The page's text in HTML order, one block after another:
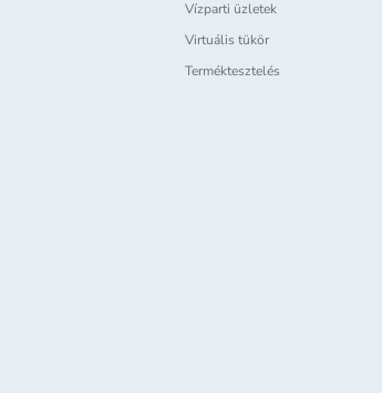
Vízparti üzletek
Virtuális tükör
Terméktesztelés